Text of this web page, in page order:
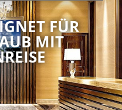
FÜR
MIT